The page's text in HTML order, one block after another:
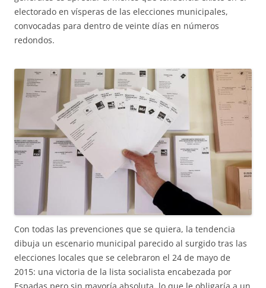
electorado en vísperas de las elecciones municipales,
convocadas para dentro de veinte días en números
redondos.
Con todas las prevenciones que se quiera, la tendencia
dibuja un escenario municipal parecido al surgido tras las
elecciones locales que se celebraron el 24 de mayo de
2015: una victoria de la lista socialista encabezada por